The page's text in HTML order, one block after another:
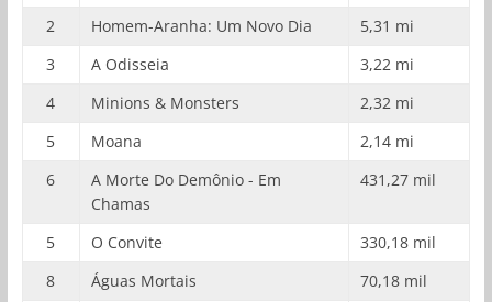
2
Homem-Aranha: Um Novo Dia
5,31 mi
3
A Odisseia
3,22 mi
4
Minions & Monsters
2,32 mi
5
Moana
2,14 mi
6
A Morte Do Demônio - Em
Chamas
431,27 mil
5 O Convite
330,18 mil
8
Águas Mortais
70,18 mil